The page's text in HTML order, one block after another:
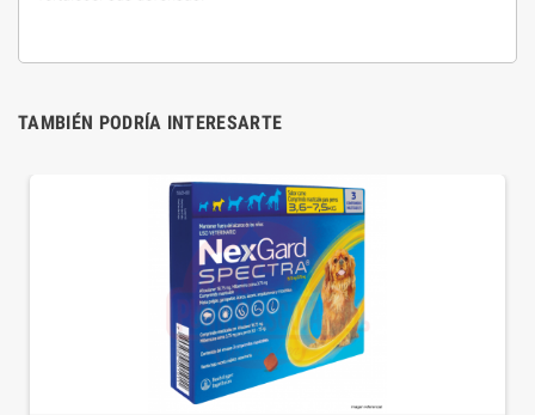
TAMBIÉN PODRÍA INTERESARTE